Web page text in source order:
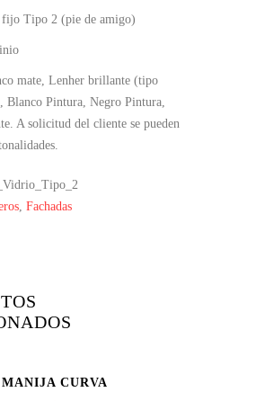
Tipo 2 (pie de amigo)
mate, Lenher brillante (tipo
Blanco Pintura, Negro Pintura,
A solicitud del cliente se pueden
, Fachadas
MANIJA CURVA